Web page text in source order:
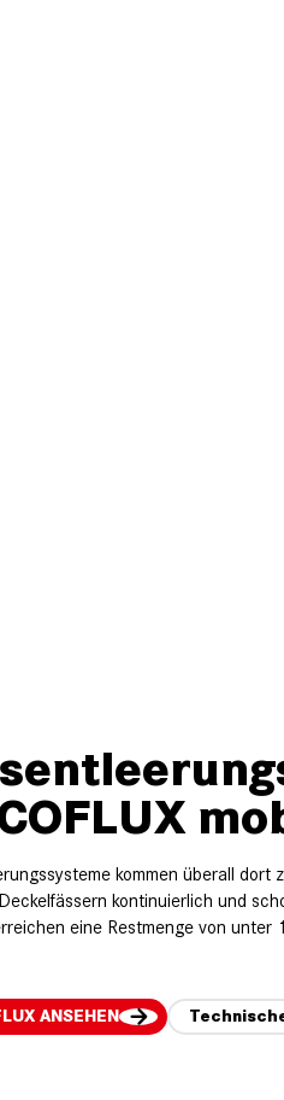
kommen überall
kontinuierlich und
eine Restmenge von unter
ANSEHEN